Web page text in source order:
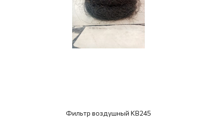
Фильтр воздушный КВ245